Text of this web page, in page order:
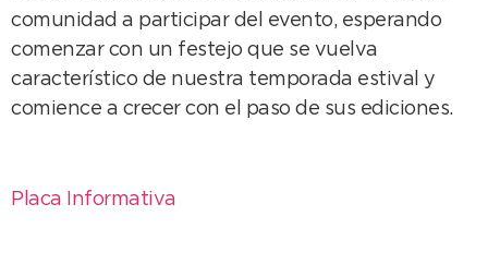
comunidad a participar del evento, esperando
comenzar con un festejo que se vuelva
característico de nuestra temporada estival y
comience a crecer con el paso de sus ediciones.
Placa Informativa